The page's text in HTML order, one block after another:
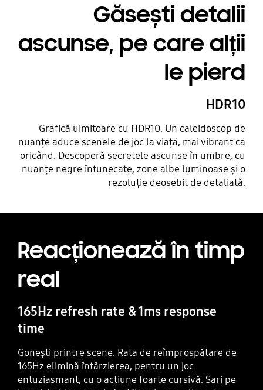
Găsești detalii
ascunse, pe care alții
le pierd
HDR10
Grafică uimitoare cu HDR10. Un caleidoscop de
nuanțe aduce scenele de joc la viață, mai vibrant ca
oricând. Descoperă secretele ascunse în umbre, cu
nuanțe negre întunecate, zone albe luminoase și o
rezoluție deosebit de detaliată.
Reacționează în timp
real
165Hz refresh rate & 1ms response
time
Gonești printre scene. Rata de reîmprospătare de
165Hz elimină întârzierea, pentru un joc
entuziasmant, cu o acțiune foarte cursivă. Sari pe